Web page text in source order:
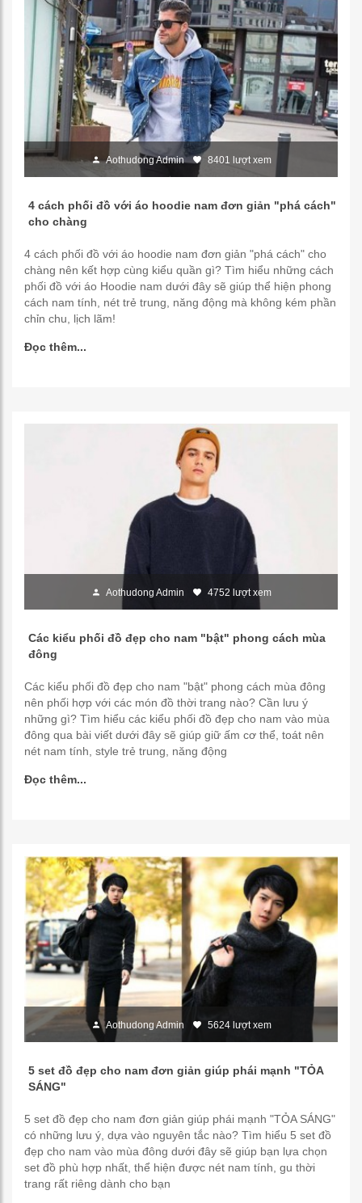
Aothudong Admin 8401 lượt xem
4 cách phối đồ với áo hoodie nam đơn giản "phá cách"
cho chàng
4 cách phối đồ với áo hoodie nam đơn giản "phá cách" cho
chàng nên kết hợp cùng kiểu quần gì? Tìm hiểu những cách
phối đồ với áo Hoodie nam dưới đây sẽ giúp thể hiện phong
cách nam tính, nét trẻ trung, năng động mà không kém phần
chỉn chu, lịch lãm!
Đọc thêm...
Aothudong Admin 4752 lượt xem
Các kiểu phối đồ đẹp cho nam "bật" phong cách mùa
đông
Các kiểu phối đồ đẹp cho nam "bật" phong cách mùa đông
nên phối hợp với các món đồ thời trang nào? Cần lưu ý
những gì? Tìm hiểu các kiểu phối đồ đẹp cho nam vào mùa
đông qua bài viết dưới đây sẽ giúp giữ ấm cơ thể, toát nên
nét nam tính, style trẻ trung, năng động
Đọc thêm...
Aothudong Admin 5624 lượt xem
5 set đồ đẹp cho nam đơn giản giúp phái mạnh "TỎA
SÁNG"
5 set đồ đẹp cho nam đơn giản giúp phái mạnh "TỎA SÁNG"
có những lưu ý, dựa vào nguyên tắc nào? Tìm hiểu 5 set đồ
đẹp cho nam vào mùa đông dưới đây sẽ giúp bạn lựa chọn
set đồ phù hợp nhất, thể hiện được nét nam tính, gu thời
trang rất riêng dành cho bạn